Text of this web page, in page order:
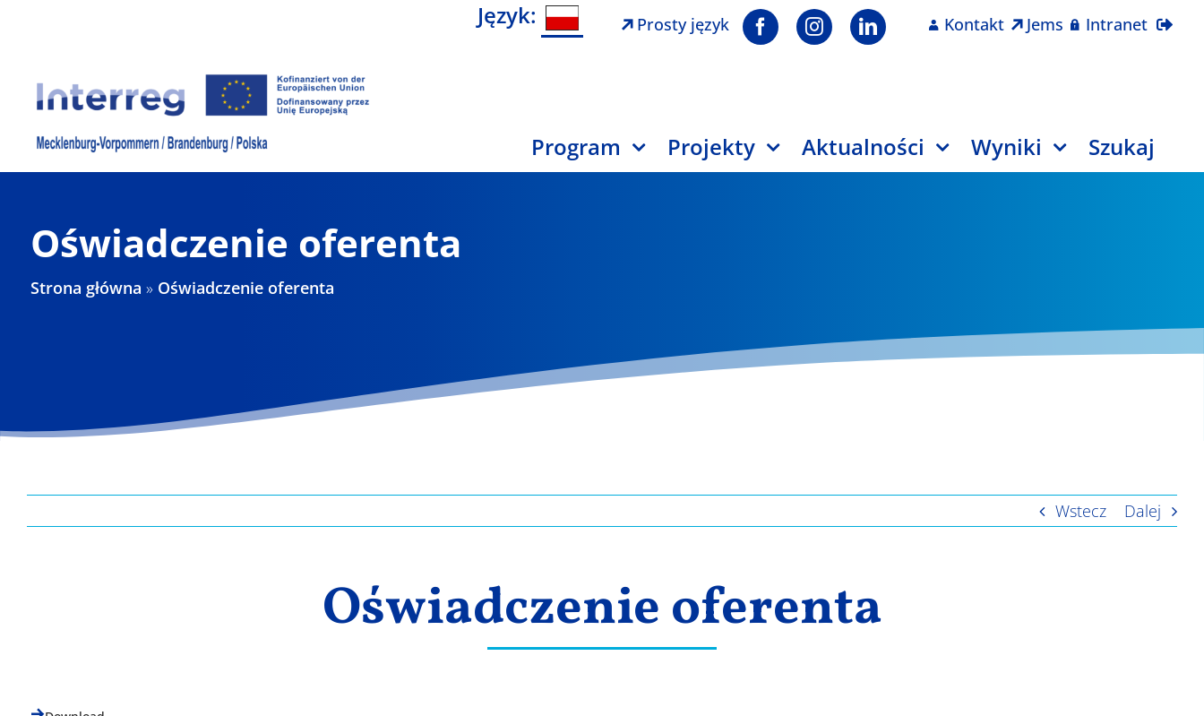
Język: Prosty język Kontakt Jems Intranet
Program Projekty Aktualności Wyniki Szukaj
Oświadczenie oferenta
Strona główna » Oświadczenie oferenta
Wstecz Dalej
Oświadczenie oferenta